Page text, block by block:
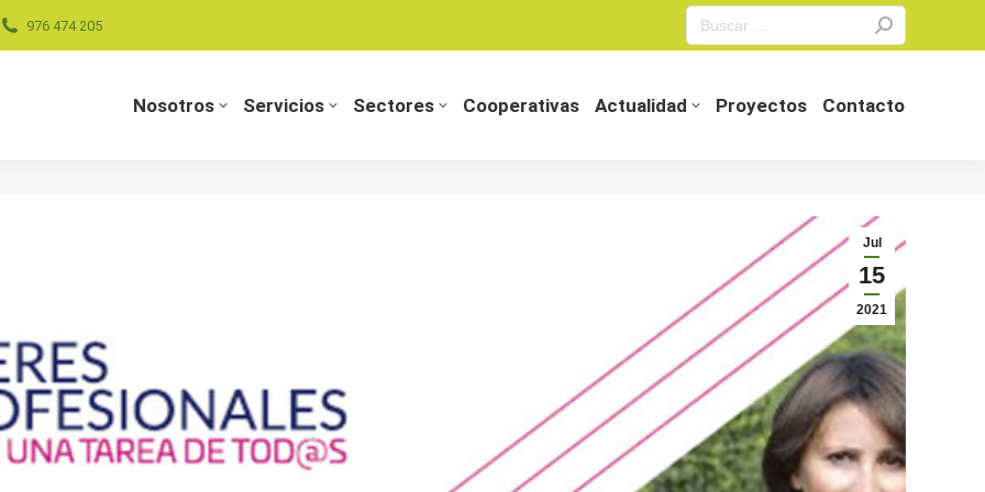
976 474 205
Search:
Nosotros Servicios Sectores Cooperativas Actualidad Proyectos Contacto
Jul
15
2021
Actualidad Proyectos Contacto